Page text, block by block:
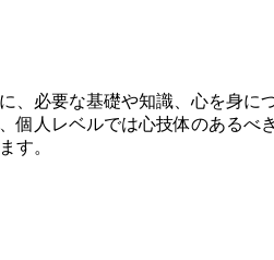
必要な基礎や知識、心を身に
人レベルでは心技体のあるべ
す。